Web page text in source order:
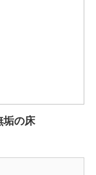
垢の床